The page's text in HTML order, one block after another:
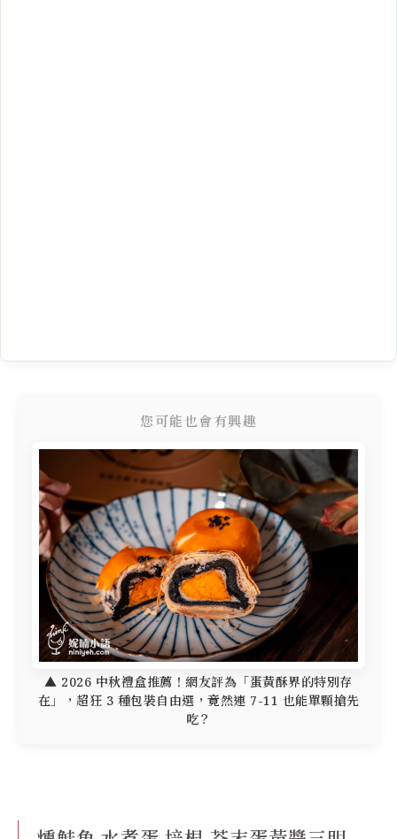
您可能也會有興趣
▲ 2026 中秋禮盒推薦！網友評為「蛋黃酥界的特別存
在」，超狂 3 種包裝自由選，竟然連 7-11 也能單顆搶先
吃？